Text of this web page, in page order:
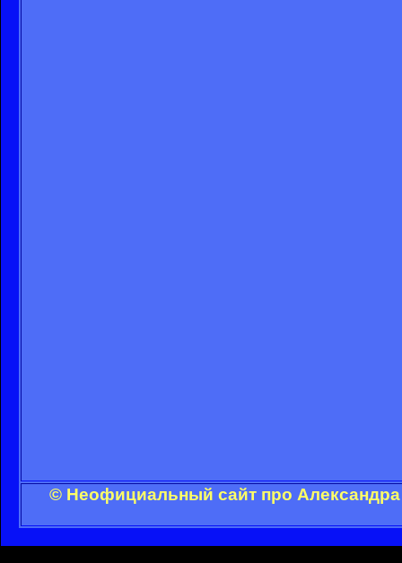
© Неофициальный сайт про